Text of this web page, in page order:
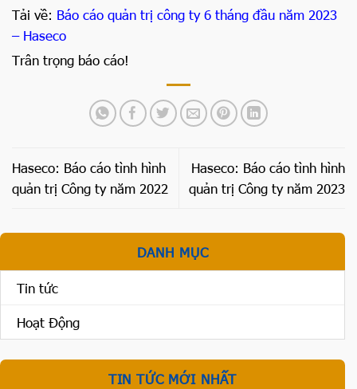
Tải về: Báo cáo quản trị công ty 6 tháng đầu năm 2023
– Haseco
Trân trọng báo cáo!
Haseco: Báo cáo tình hình
quản trị Công ty năm 2022
Haseco: Báo cáo tình hình
quản trị Công ty năm 2023
DANH MỤC
Tin tức
Hoạt Động
TIN TỨC MỚI NHẤT